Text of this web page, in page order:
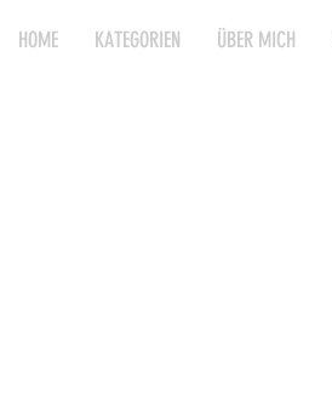
HOME KATEGORIEN ÜBER MICH